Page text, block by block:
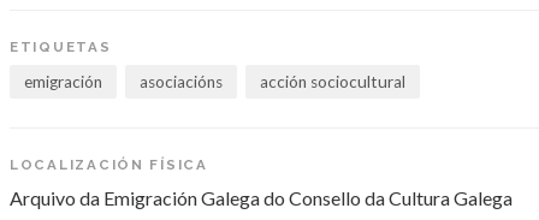
ETIQUETAS
emigración asociacións acción sociocultural
LOCALIZACIÓN FÍSICA
Arquivo da Emigración Galega do Consello da Cultura Galega